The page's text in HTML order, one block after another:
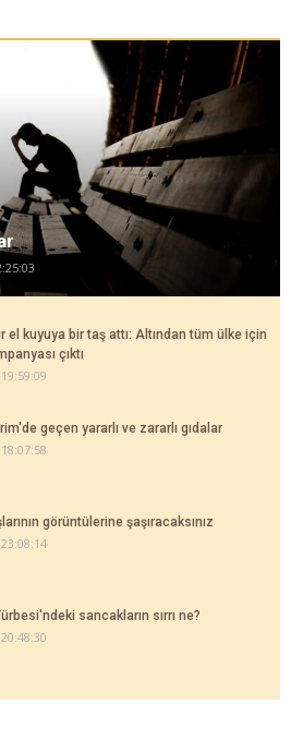
el kuyuya bir taş attı: Altından tüm ülke için
çıktı
geçen yararlı ve zararlı gıdalar
görüntülerine şaşıracaksınız
sancakların sırrı ne?